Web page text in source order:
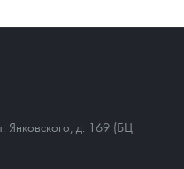
Янковского, д. 169 (БЦ